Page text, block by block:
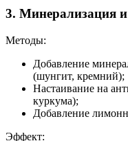
3. Минерализация и
Методы:
Добавление
(шунгит, кремний);
Настаивание на
куркума);
Добавление
Эффект: